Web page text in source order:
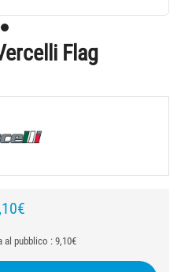
Flag
,10€
al pubblico : 9,10€